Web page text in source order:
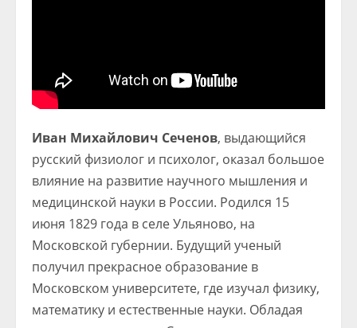
Иван Михайлович Сеченов, выдающийся
русский физиолог и психолог, оказал большое
влияние на развитие научного мышления и
медицинской науки в России. Родился 15
июня 1829 года в селе Ульяново, на
Московской губернии. Будущий ученый
получил прекрасное образование в
Московском университете, где изучал физику,
математику и естественные науки. Обладая